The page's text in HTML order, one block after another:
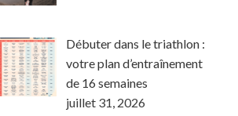
Débuter dans le triathlon :
votre plan d’entraînement
de 16 semaines
juillet 31, 2026